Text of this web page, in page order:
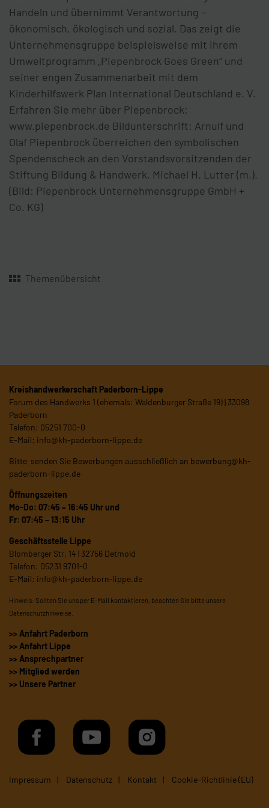
Handeln und übernimmt Verantwortung –
ökonomisch, ökologisch und sozial. Das zeigt die
Unternehmensgruppe beispielsweise mit ihrem
Umweltprogramm „Piepenbrock Goes Green“ und
seiner engen Zusammenarbeit mit dem
Kinderhilfswerk Plan International Deutschland e. V.
Erfahren Sie mehr über Piepenbrock:
www.piepenbrock.de Bildunterschrift: Arnulf und
Olaf Piepenbrock überreichen den symbolischen
Spendenscheck an den Vorstandsvorsitzenden der
Stiftung Bildung & Handwerk, Michael H. Lutter (m.).
(Bild: Piepenbrock Unternehmensgruppe GmbH +
Co. KG)
Themenübersicht
Kreishandwerkerschaft Paderborn-Lippe
Forum des Handwerks 1 (ehemals: Waldenburger Straße 19) | 33098
Paderborn
Telefon: 05251 700-0
E-Mail: info@kh-paderborn-lippe.de
Bitte senden Sie Bewerbungen ausschließlich an bewerbung@kh-
paderborn-lippe.de
Öffnungszeiten
Mo-Do: 07:45 – 16:45 Uhr und
Fr: 07:45 – 13:15 Uhr
Geschäftsstelle Lippe
Blomberger Str. 14 | 32756 Detmold
Telefon: 05231 9701-0
E-Mail: info@kh-paderborn-lippe.de
Hinweis: Sollten Sie uns per E-Mail kontaktieren, beachten Sie bitte unsere
Datenschutzhinweise
>> Anfahrt Paderborn
>> Anfahrt Lippe
>> Ansprechpartner
>> Mitglied werden
>> Unsere Partner
Impressum Datenschutz Kontakt Cookie-Richtlinie (EU)